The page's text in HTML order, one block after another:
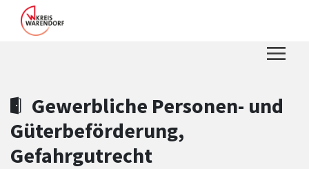
Zum Header
Zum Hauptinhalt
Zum Footer
Zum Hauptinhalt springen
Gewerbliche Personen- und
Güterbeförderung,
Gefahrgutrecht